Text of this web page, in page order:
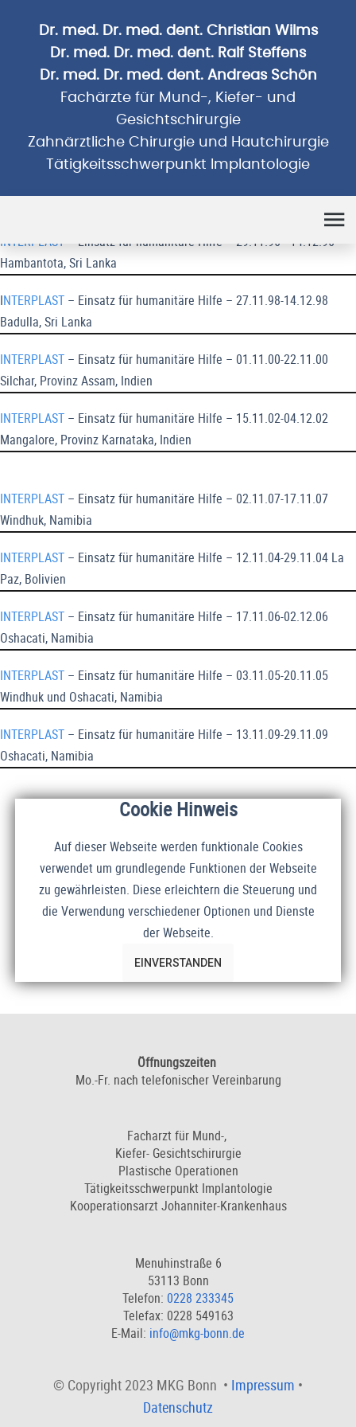
Dr. med. Dr. med. dent. Christian Wilms
Dr. med. Dr. med. dent. Ralf Steffens
Dr. med. Dr. med. dent. Andreas Schön
Fachärzte für Mund-, Kiefer- und
Gesichtschirurgie
Zahnärztliche Chirurgie und Hautchirurgie
Tätigkeitsschwerpunkt Implantologie
INTERPLAST
– Einsatz für humanitäre Hilfe – 29.11.96 - 14.12.96
Hambantota, Sri Lanka
INTERPLAST – Einsatz für humanitäre Hilfe – 27.11.98-14.12.98
Badulla, Sri Lanka
INTERPLAST – Einsatz für humanitäre Hilfe – 01.11.00-22.11.00
Silchar, Provinz Assam, Indien
INTERPLAST – Einsatz für humanitäre Hilfe – 15.11.02-04.12.02
Mangalore, Provinz Karnataka, Indien
INTERPLAST – Einsatz für humanitäre Hilfe – 02.11.07-17.11.07
Windhuk, Namibia
INTERPLAST – Einsatz für humanitäre Hilfe – 12.11.04-29.11.04 La
Paz, Bolivien
INTERPLAST – Einsatz für humanitäre Hilfe – 17.11.06-02.12.06
Oshacati, Namibia
INTERPLAST – Einsatz für humanitäre Hilfe – 03.11.05-20.11.05
Windhuk und Oshacati, Namibia
INTERPLAST – Einsatz für humanitäre Hilfe – 13.11.09-29.11.09
Oshacati, Namibia
Cookie Hinweis
Auf dieser Webseite werden funktionale Cookies
verwendet um grundlegende Funktionen der Webseite
zu gewährleisten. Diese erleichtern die Steuerung und
die Verwendung verschiedener Optionen und Dienste
der Webseite.
EINVERSTANDEN
Öffnungszeiten
Mo.-Fr. nach telefonischer Vereinbarung
Facharzt für Mund-,
Kiefer- Gesichtschirurgie
Plastische Operationen
Tätigkeitsschwerpunkt Implantologie
Kooperationsarzt Johanniter-Krankenhaus
Menuhinstraße 6
53113 Bonn
Telefon: 0228 233345
Telefax: 0228 549163
E-Mail: info@mkg-bonn.de
© Copyright 2023 MKG Bonn • Impressum •
Datenschutz